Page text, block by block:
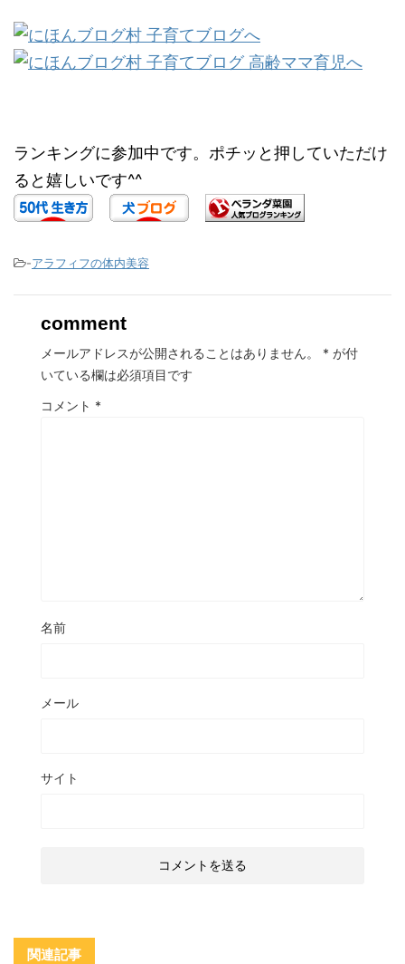
ランキングに参加中です。ポチッと押していただけ
ると嬉しいです^^
-アラフィフの体内美容
comment
メールアドレスが公開されることはありません。 * が付
いている欄は必須項目です
コメント *
名前
メール
サイト
関連記事